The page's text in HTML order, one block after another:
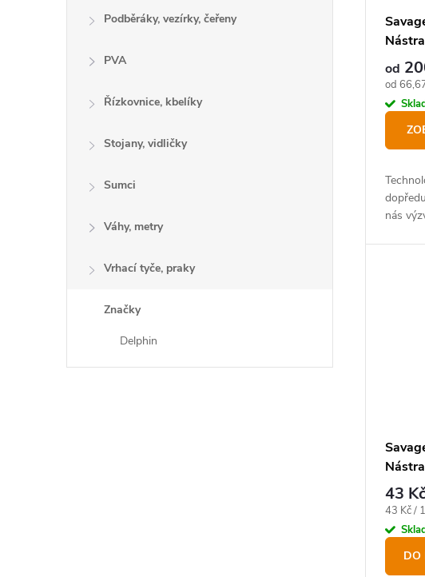
Podběráky, vezírky, čeřeny
PVA
Řízkovnice, kbelíky
Stojany, vidličky
Sumci
Váhy, metry
Vrhací tyče, praky
Značky
Delphin
od
Měrná
cena:
od
nás
12,5
43
Měrná
cena:
43 Kč /
DO